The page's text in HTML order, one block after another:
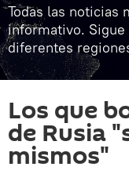
Todas las noticias
informativo. Sigue
diferentes
Los que
de Rusia
mismos"